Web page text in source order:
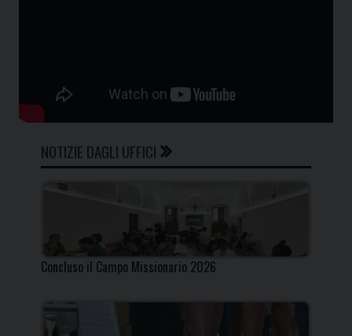
NOTIZIE DAGLI UFFICI
Concluso il Campo Missionario 2026